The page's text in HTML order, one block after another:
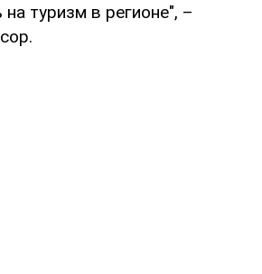
туризм в регионе", –